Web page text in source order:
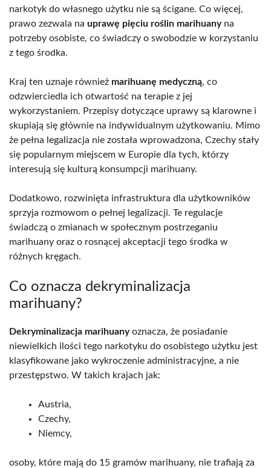
narkotyk do własnego użytku nie są ścigane. Co więcej,
prawo zezwala na uprawę pięciu roślin marihuanyna
potrzeby osobiste, co świadczy o swobodzie w korzystaniu
z tego środka.
Kraj ten uznaje również marihuanę medyczną, co
odzwierciedla ich otwartość na terapie z jej
wykorzystaniem. Przepisy dotyczące uprawy są klarowne i
skupiają się głównie na indywidualnym użytkowaniu. Mimo
że pełna legalizacja nie została wprowadzona, Czechy stały
się popularnym miejscem w Europie dla tych, którzy
interesują się kulturą konsumpcji marihuany.
Dodatkowo, rozwinięta infrastruktura dla użytkowników
sprzyja rozmowom o pełnej legalizacji. Te regulacje
świadczą o zmianach w społecznym postrzeganiu
marihuany oraz o rosnącej akceptacji tego środka w
różnych kręgach.
Co oznacza dekryminalizacja
marihuany?
Dekryminalizacja marihuanyoznacza, że posiadanie
niewielkich ilości tego narkotyku do osobistego użytku jest
klasyfikowane jako wykroczenie administracyjne, a nie
przestępstwo. W takich krajach jak:
Austria,
Czechy,
Niemcy,
osoby, które mają do 15 gramów marihuany, nie trafiają za